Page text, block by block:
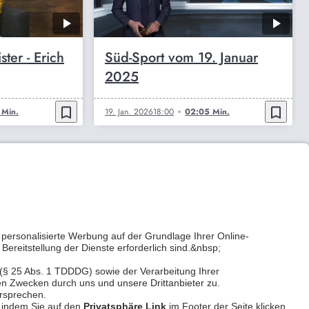
- Erich
bookmark_border
Süd-Sport vom 19. Januar
2025
19. Jan. 202618:00 02:05 Min. bookmark_border